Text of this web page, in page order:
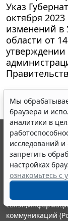
Указ
октября
изменений в
области от
Мы
браузера и
аналитики в
исследований
запретить
настройках
ознакомьтесь с
© ООО "НПП
выпускается с
являются
информации
Портал
издания
коммуникаций